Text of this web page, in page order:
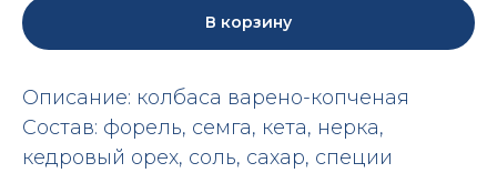
В корзину
Описание: колбаса варено-копченая
Состав: форель, семга, кета, нерка,
кедровый орех, соль, сахар, специи